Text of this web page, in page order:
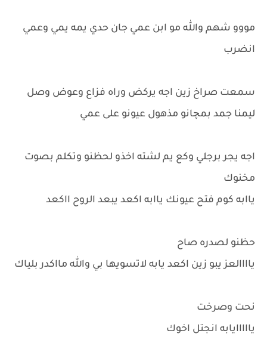
مووو شهم والله مو ابن عمي جان حدي يمه يمي وعمي
انضرب
سمعت صراخ زين اجه يركض وراه فزاع وعوض وصل
ليمنا جمد بمچانو مذهول عيونو على عمي
اجه يجر برجلي وكع يم لشته اخذو لحظنو وتكلم بصوت
مخنوك
ياابه كوم فتح عيونك ياابه اكعد يبعد الروح ااكعد
حظنو لصدره صاح
ياااالعز يبو زين اكعد يابه لاتسويها بي والله مااكدر بلياك
نحت وصرخت
يااااايابه انجتل اخوك